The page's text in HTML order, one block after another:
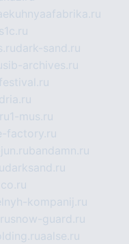
dark-sand.ru
sib-archives.ru
1-mus.ru
factory.ru
bandamn.ru
darksand.ru
kompanij.ru
snow-guard.ru
aalse.ru